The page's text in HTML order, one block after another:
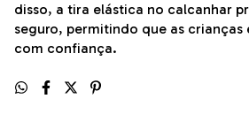
disso, a tira elástica no calcanhar
seguro, permitindo que as crianças
com confiança.